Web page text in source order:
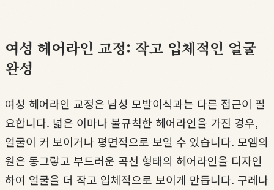
여성 헤어라인 교정: 작고 입체적인 얼굴
완성
여성 헤어라인 교정은 남성 모발이식과는 다른 접근이 필
요합니다. 넓은 이마나 불규칙한 헤어라인을 가진 경우,
얼굴이 커 보이거나 평면적으로 보일 수 있습니다. 모엠의
원은 동그랗고 부드러운 곡선 형태의 헤어라인을 디자인
하여 얼굴을 더 작고 입체적으로 보이게 만듭니다. 구레나